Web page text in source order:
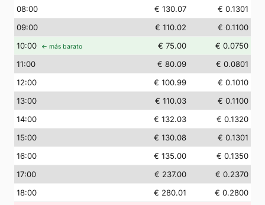
08:00 € 130.07
€ 0.1301
09:00 € 110.02
€ 0.1100
10:00 ← más barato € 75.00
€ 0.0750
11:00 € 80.09
€ 0.0801
12:00 € 100.99
€ 0.1010
13:00 € 110.03
€ 0.1100
14:00 € 132.03
€ 0.1320
15:00 € 130.08
€ 0.1301
16:00 € 135.00
€ 0.1350
17:00 € 237.00
€ 0.2370
18:00 € 280.01
€ 0.2800